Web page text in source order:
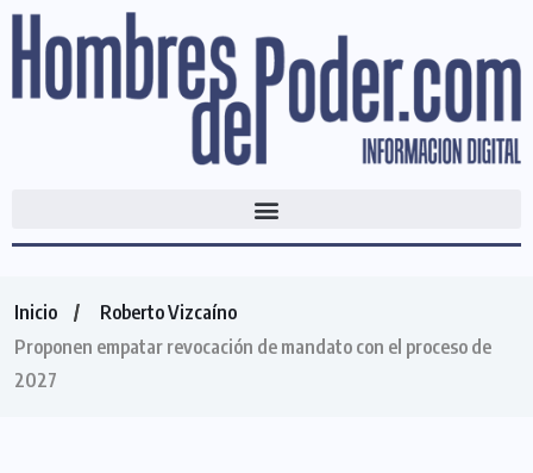
Inicio
Roberto Vizcaíno
Proponen empatar revocación de mandato con el proceso de
2027